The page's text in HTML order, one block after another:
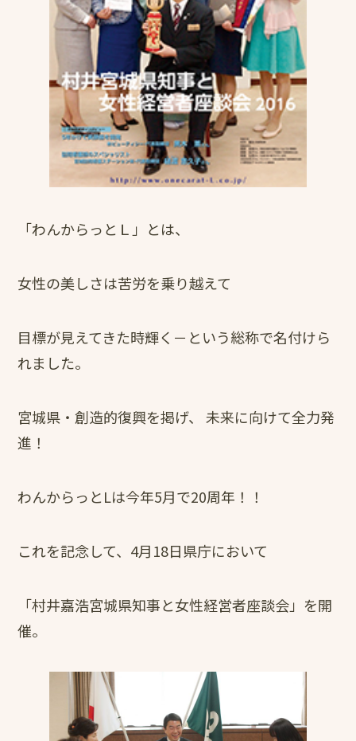
「わんからっとＬ」とは、
女性の美しさは苦労を乗り越えて
目標が見えてきた時輝く－という総称で名付けら
れました。
宮城県・創造的復興を掲げ、 未来に向けて全力発
進！
わんからっとLは今年5月で20周年！！
これを記念して、4月18日県庁において
「村井嘉浩宮城県知事と女性経営者座談会」を開
催。